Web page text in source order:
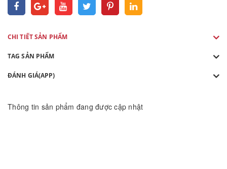
CHI TIẾT SẢN PHẨM
TAG SẢN PHẨM
ĐÁNH GIÁ(APP)
Thông tin sản phẩm đang được cập nhật